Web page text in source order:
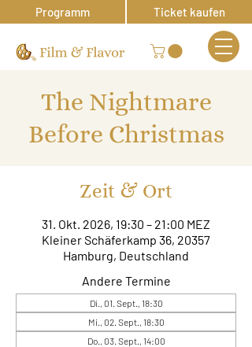
Programm Ticket kaufen
The Nightmare
Before Christmas
Zeit & Ort
31. Okt. 2026, 19:30 – 21:00 MEZ
Kleiner Schäferkamp 36, 20357
Hamburg, Deutschland
Andere Termine
Di., 01. Sept., 18:30
Mi., 02. Sept., 18:30
Do., 03. Sept., 14:00